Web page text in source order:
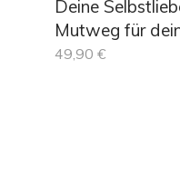
Deine
Mutweg für
49,90 €